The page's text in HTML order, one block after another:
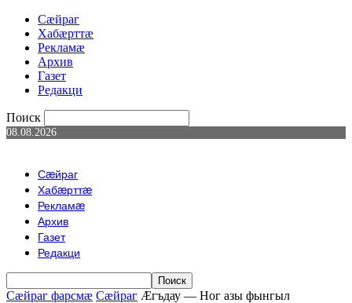
Сæйраг
Хабæрттæ
Рекламæ
Архив
Газет
Редакци
Поиск
08.08.2026
Сæйраг
Хабæрттæ
Рекламæ
Архив
Газет
Редакци
Сæйраг фарсмæ Сæйраг Æгъдау — Ног азы фынгыл